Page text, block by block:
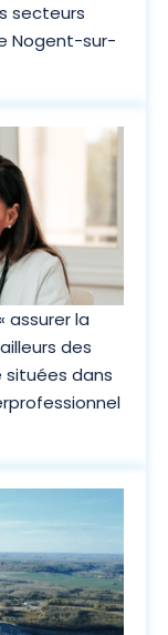
secteurs
Nogent-sur-
assurer la
des
dans